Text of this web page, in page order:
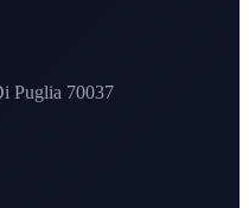
Puglia 70037